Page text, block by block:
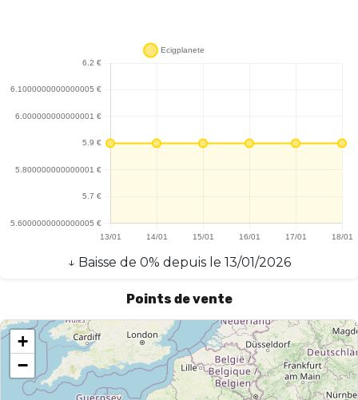
↓ Baisse de 0% depuis le 13/01/2026
Points de vente
+
−